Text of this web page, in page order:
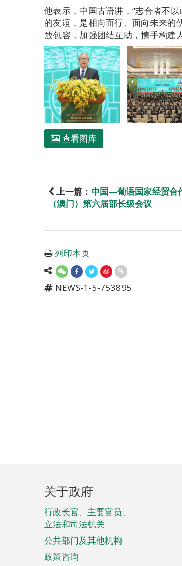
他表示，中国古语讲，“志合者不
的友谊，是相向而行、面向未来的
放包容，加强团结互助，携手构建
查看图库
上一篇： 中国—葡语国家经贸合
（澳门）第六届部长级会议
列印本页
NEWS-1-5-753895
页
脚
菜
单
关于政府
行政长官、主要官员、
立法和司法机关
公共部门及其他机构
政策咨询